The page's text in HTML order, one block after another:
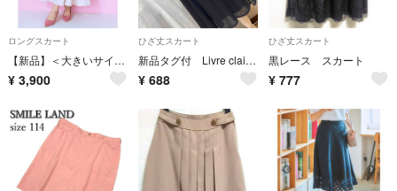
ロングスカート
【新品】＜大きいサイズ＞ツイードマーメイドスカート marun ピンク 6L
¥ 3,900
ひざ丈スカート
新品タグ付 Livre claire シフォンティアードスカート 黒系 訳あり
¥ 688
ひざ丈スカート
黒レース スカート
¥ 777